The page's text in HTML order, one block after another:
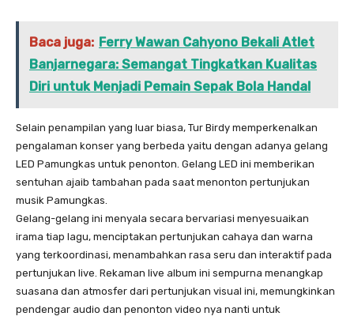
Baca juga: Ferry Wawan Cahyono Bekali Atlet
Banjarnegara: Semangat Tingkatkan Kualitas
Diri untuk Menjadi Pemain Sepak Bola Handal
Selain penampilan yang luar biasa, Tur Birdy memperkenalkan
pengalaman konser yang berbeda yaitu dengan adanya gelang
LED Pamungkas untuk penonton. Gelang LED ini memberikan
sentuhan ajaib tambahan pada saat menonton pertunjukan
musik Pamungkas.
Gelang-gelang ini menyala secara bervariasi menyesuaikan
irama tiap lagu, menciptakan pertunjukan cahaya dan warna
yang terkoordinasi, menambahkan rasa seru dan interaktif pada
pertunjukan live. Rekaman live album ini sempurna menangkap
suasana dan atmosfer dari pertunjukan visual ini, memungkinkan
pendengar audio dan penonton video nya nanti untuk